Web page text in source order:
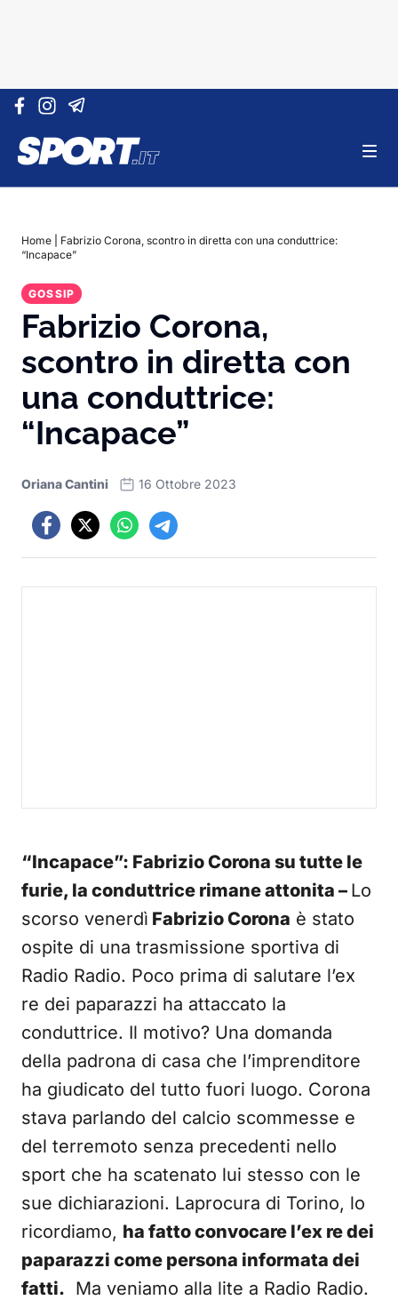
Vai al contenuto
Home
Fabrizio Corona, scontro in diretta con una conduttrice:
“Incapace”
GOSSIP
Fabrizio Corona,
scontro in diretta con
una conduttrice:
“Incapace”
Oriana Cantini 16 Ottobre 2023
“Incapace”: Fabrizio Corona su tutte le
furie, la conduttrice rimane attonita – Lo
scorso venerdì Fabrizio Corona è stato
ospite di una trasmissione sportiva di
Radio Radio. Poco prima di salutare l’ex
re dei paparazzi ha attaccato la
conduttrice. Il motivo? Una domanda
della padrona di casa che l’imprenditore
ha giudicato del tutto fuori luogo. Corona
stava parlando del calcio scommesse e
del terremoto senza precedenti nello
sport che ha scatenato lui stesso con le
sue dichiarazioni. Laprocura di Torino, lo
ricordiamo, ha fatto convocare l’ex re dei
paparazzi come persona informata dei
fatti. Ma veniamo alla lite a Radio Radio.